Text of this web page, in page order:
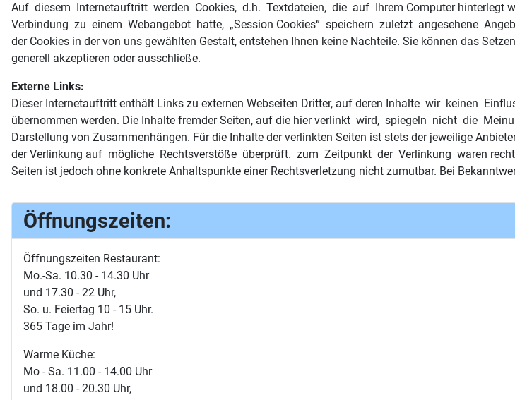
Auf diesem Internetauftritt werden Cookies, d.h. Textdateien, die auf Ihrem Computer hinterlegt
Verbindung zu einem Webangebot hatte, „Session Cookies“ speichern zuletzt angesehene
der Cookies in der von uns gewählten Gestalt, entstehen Ihnen keine Nachteile. Sie können das
generell akzeptieren oder ausschließe.
Externe Links:
Dieser Internetauftritt enthält Links zu externen Webseiten Dritter, auf deren Inhalte wir keinen
übernommen werden. Die Inhalte fremder Seiten, auf die hier verlinkt wird, spiegeln nicht die
Darstellung von Zusammenhängen. Für die Inhalte der verlinkten Seiten ist stets der jeweilige
der Verlinkung auf mögliche Rechtsverstöße überprüft. zum Zeitpunkt der Verlinkung waren
Seiten ist jedoch ohne konkrete Anhaltspunkte einer Rechtsverletzung nicht zumutbar. Bei
Öffnungszeiten:
Öffnungszeiten Restaurant:
Mo.-Sa. 10.30 - 14.30 Uhr
und 17.30 - 22 Uhr,
So. u. Feiertag 10 - 15 Uhr.
365 Tage im Jahr!
Warme Küche:
Mo - Sa. 11.00 - 14.00 Uhr
und 18.00 - 20.30 Uhr,